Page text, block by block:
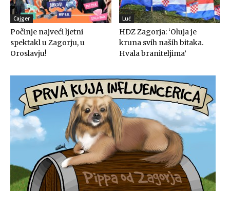
Cajger
Počinje najveći ljetni
spektakl u Zagorju, u
Oroslavju!
Luč
HDZ Zagorja: ‘Oluja je
kruna svih naših bitaka.
Hvala braniteljima’